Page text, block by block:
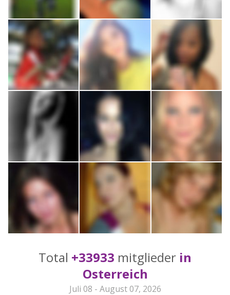
Total +33933 mitglieder in
Osterreich
Juli 08 - August 07, 2026